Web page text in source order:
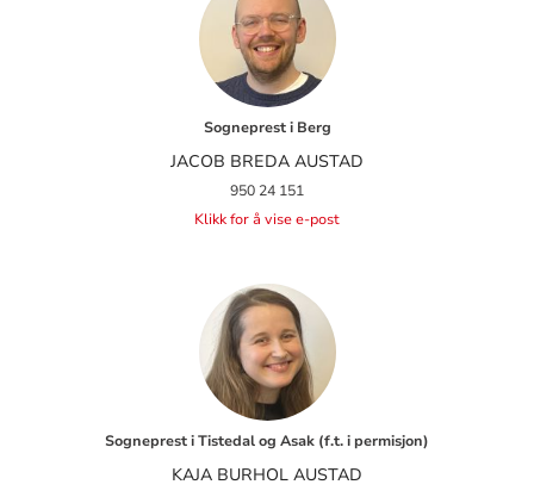
Sogneprest i Berg
JACOB BREDA AUSTAD
950 24 151
Klikk for å vise e-post
Sogneprest i Tistedal og Asak (f.t. i permisjon)
KAJA BURHOL AUSTAD